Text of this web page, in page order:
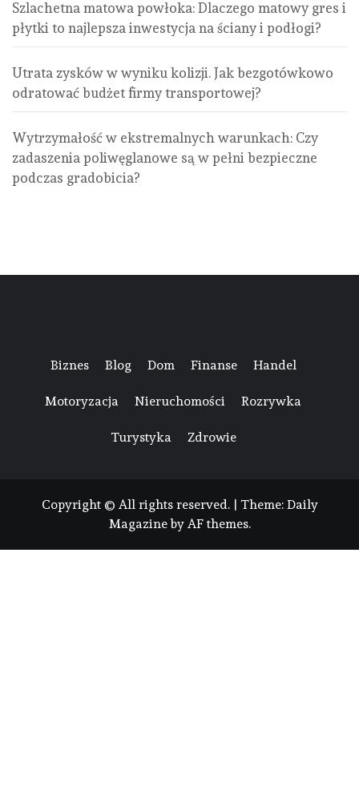
Szlachetna matowa powłoka: Dlaczego matowy gres i
płytki to najlepsza inwestycja na ściany i podłogi?
Utrata zysków w wyniku kolizji. Jak bezgotówkowo
odratować budżet firmy transportowej?
Wytrzymałość w ekstremalnych warunkach: Czy
zadaszenia poliwęglanowe są w pełni bezpieczne
podczas gradobicia?
Biznes Blog Dom Finanse Handel
Motoryzacja Nieruchomości Rozrywka
Turystyka Zdrowie
Copyright © All rights reserved. Theme: Daily
Magazineby AF themes.